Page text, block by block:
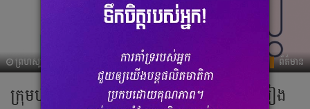
ព្រហស្បតិ៍, 23 កញ្ញា 2021 03:35 ព័ត៌មាន
ក្រុមហ៊ុនកម្សាន្តកូរ៉េត្រៀមបង្អួតកូនចៅក្រុមចម្រៀង